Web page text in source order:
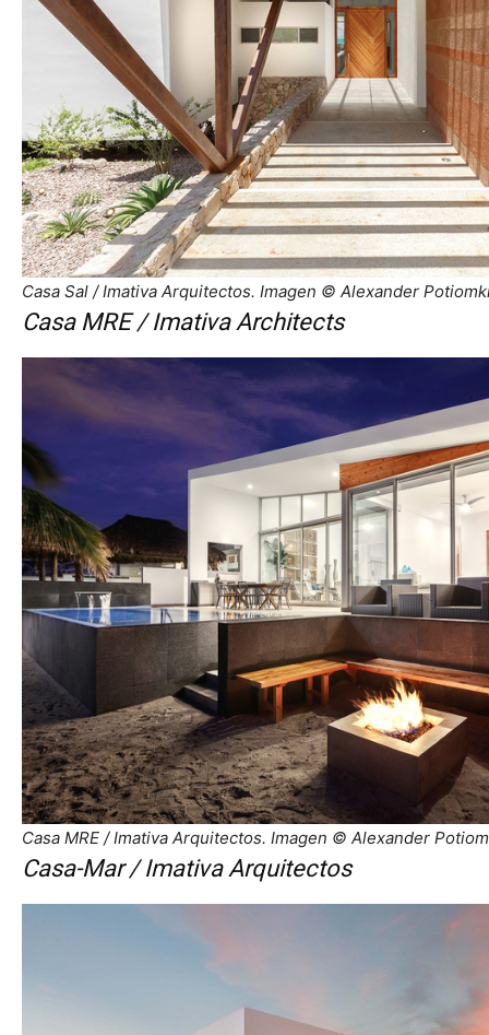
Casa Sal / Imativa Arquitectos. Imagen © Alexander
Casa MRE / Imativa Architects
Casa MRE / Imativa Arquitectos. Imagen © Alexander
Casa-Mar / Imativa Arquitectos